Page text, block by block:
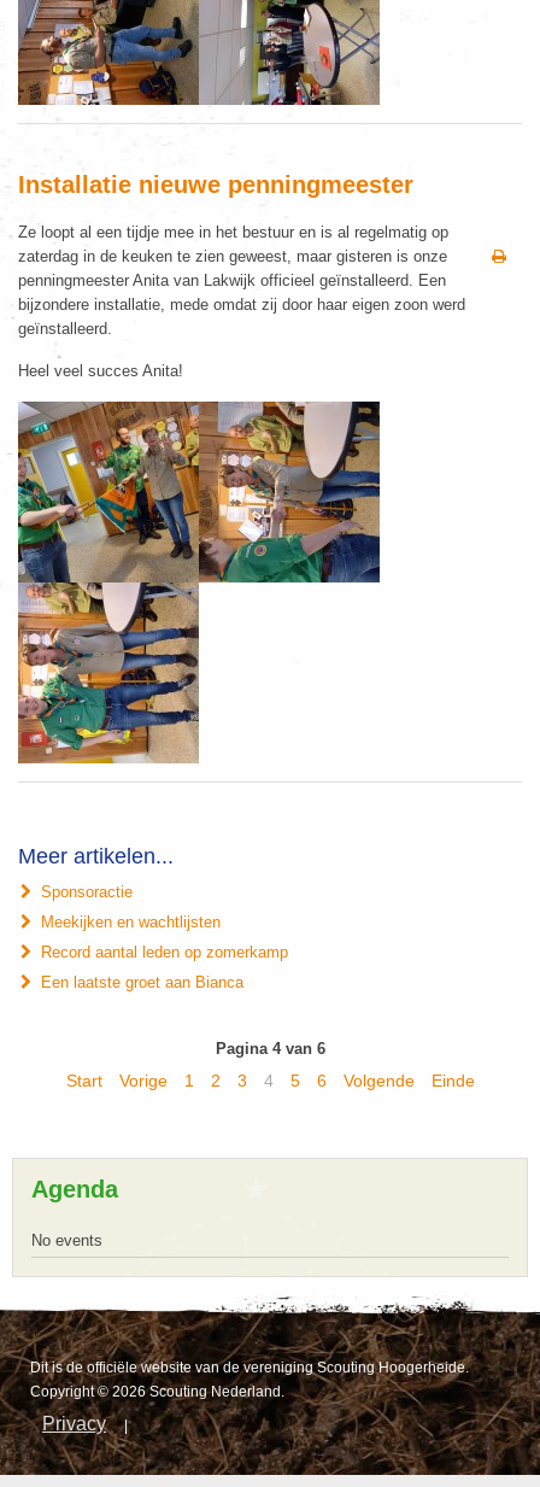
Installatie nieuwe penningmeester
Ze loopt al een tijdje mee in het bestuur en is al regelmatig op
zaterdag in de keuken te zien geweest, maar gisteren is onze
penningmeester Anita van Lakwijk officieel geïnstalleerd. Een
bijzondere installatie, mede omdat zij door haar eigen zoon werd
geïnstalleerd.
Heel veel succes Anita!
Meer artikelen...
Sponsoractie
Meekijken en wachtlijsten
Record aantal leden op zomerkamp
Een laatste groet aan Bianca
Pagina 4 van 6
Start Vorige 1 2 3 4 5 6 Volgende Einde
Agenda
No events
Dit is de officiële website van de vereniging Scouting Hoogerheide.
Copyright © 2026 Scouting Nederland.
Privacy